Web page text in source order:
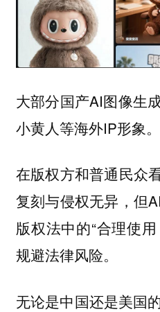
大部分国产AI图像生
小黄人等海外IP形象。
在版权方和普通民众
复刻与侵权无异，但
版权法中的“合理使用
规避法律风险。
无论是中国还是美国